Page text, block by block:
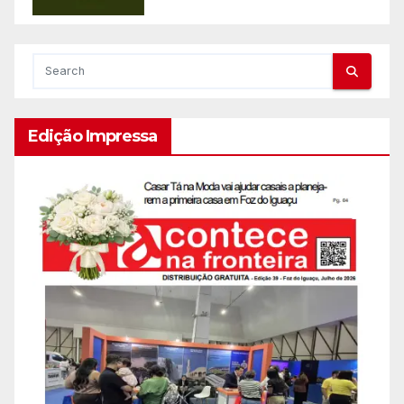
Edição Impressa